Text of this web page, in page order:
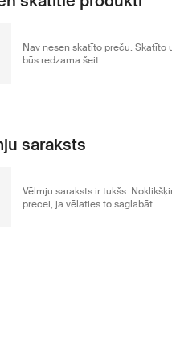
Nav nesen skatīto preču. Skatīto
būs redzama šeit.
saraksts
Vēlmju saraksts ir tukšs.
precei, ja vēlaties to saglabāt.